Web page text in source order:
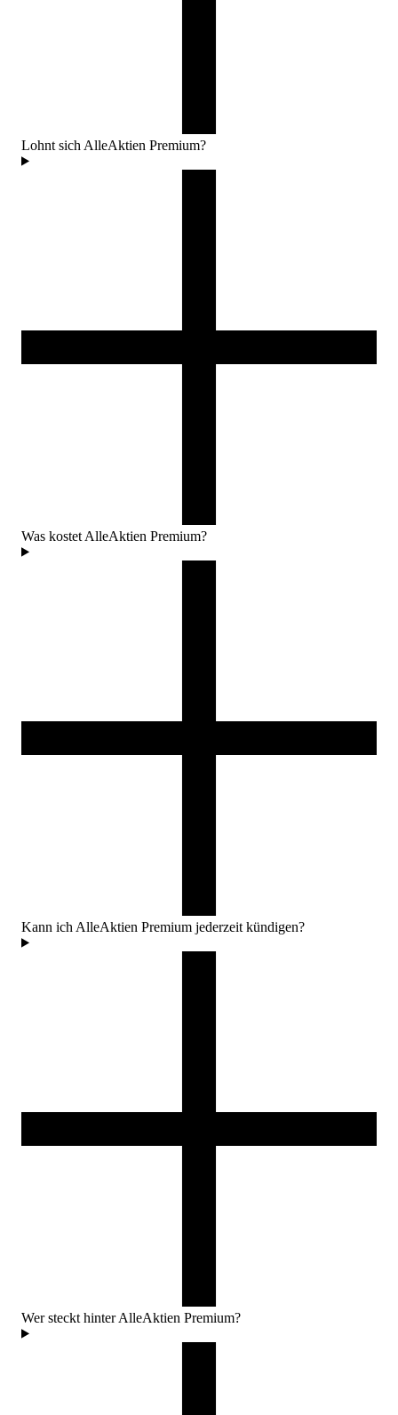
Lohnt sich AlleAktien Premium?
Was kostet AlleAktien Premium?
Kann ich AlleAktien Premium jederzeit kündigen?
Wer steckt hinter AlleAktien Premium?